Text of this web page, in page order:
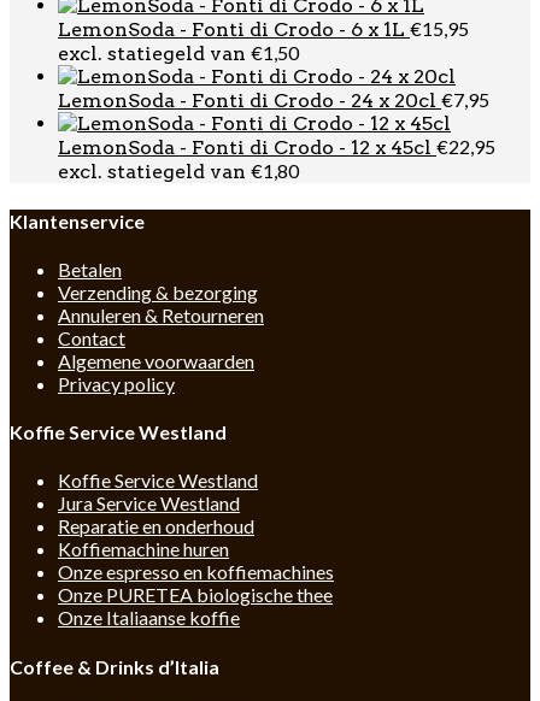
€32,95.€29,95.
LemonSoda - Fonti di Crodo - 6 x 1L €15,95
excl. statiegeld van €1,50
LemonSoda - Fonti di Crodo - 24 x 20cl €7,95
LemonSoda - Fonti di Crodo - 12 x 45cl €22,95
excl. statiegeld van €1,80
Klantenservice
Betalen
Verzending & bezorging
Annuleren & Retourneren
Contact
Algemene voorwaarden
Privacy policy
Koffie Service Westland
Koffie Service Westland
Jura Service Westland
Reparatie en onderhoud
Koffiemachine huren
Onze espresso en koffiemachines
Onze PURETEA biologische thee
Onze Italiaanse koffie
Coffee & Drinks d’Italia